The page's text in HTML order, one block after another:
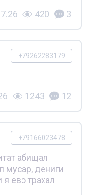
420 3
+79262283179
1243 12
+79166023478
абищал
мусар, дениги
я ево трахал